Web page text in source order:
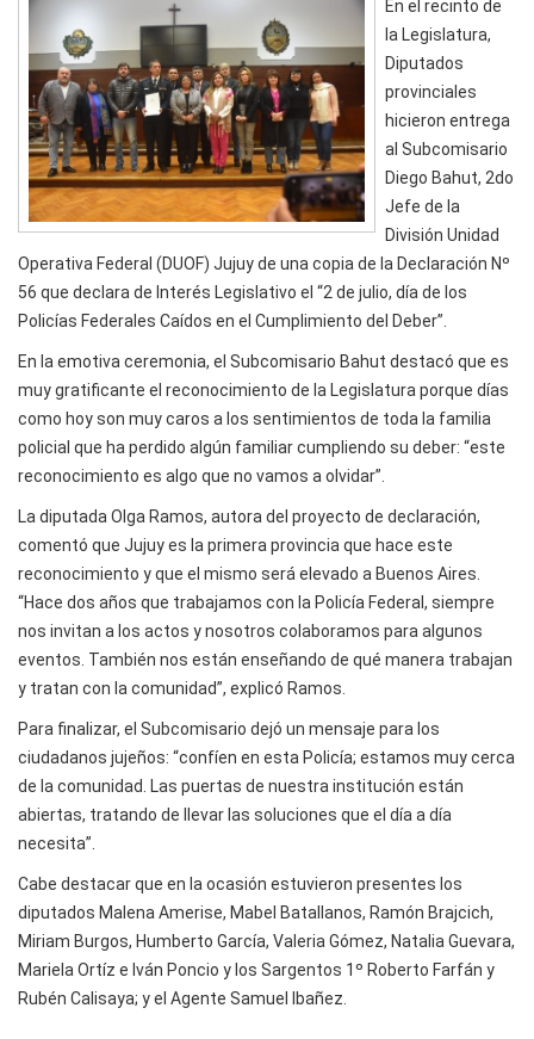
En el recinto de
la Legislatura,
Diputados
provinciales
hicieron entrega
al Subcomisario
Diego Bahut, 2do
Jefe de la
División Unidad
Operativa Federal (DUOF) Jujuy de una copia de la Declaración Nº
56 que declara de Interés Legislativo el “2 de julio, día de los
Policías Federales Caídos en el Cumplimiento del Deber”.
En la emotiva ceremonia, el Subcomisario Bahut destacó que es
muy gratificante el reconocimiento de la Legislatura porque días
como hoy son muy caros a los sentimientos de toda la familia
policial que ha perdido algún familiar cumpliendo su deber: “este
reconocimiento es algo que no vamos a olvidar”.
La diputada Olga Ramos, autora del proyecto de declaración,
comentó que Jujuy es la primera provincia que hace este
reconocimiento y que el mismo será elevado a Buenos Aires.
“Hace dos años que trabajamos con la Policía Federal, siempre
nos invitan a los actos y nosotros colaboramos para algunos
eventos. También nos están enseñando de qué manera trabajan
y tratan con la comunidad”, explicó Ramos.
Para finalizar, el Subcomisario dejó un mensaje para los
ciudadanos jujeños: “confíen en esta Policía; estamos muy cerca
de la comunidad. Las puertas de nuestra institución están
abiertas, tratando de llevar las soluciones que el día a día
necesita”.
Cabe destacar que en la ocasión estuvieron presentes los
diputados Malena Amerise, Mabel Batallanos, Ramón Brajcich,
Miriam Burgos, Humberto García, Valeria Gómez, Natalia Guevara,
Mariela Ortíz e Iván Poncio y los Sargentos 1º Roberto Farfán y
Rubén Calisaya; y el Agente Samuel Ibañez.